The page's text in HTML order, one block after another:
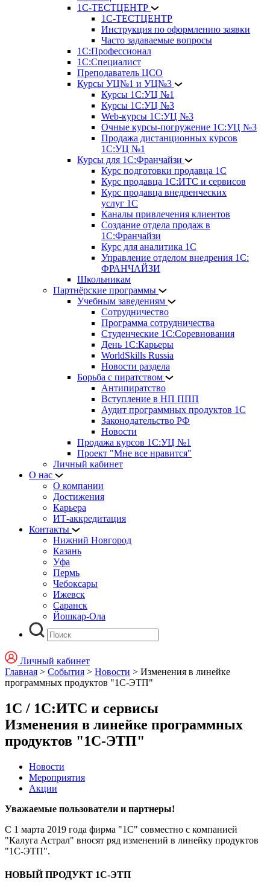
1С-ТЕСТЦЕНТР
1С-ТЕСТЦЕНТР
Инструкция по оформлению заявки
Часто задаваемые вопросы
1С:Профессионал
1С:Специалист
Преподаватель ЦСО
Курсы УЦ№1 и УЦ№3
Курсы 1С:УЦ №1
Курсы 1С:УЦ №3
Web-курсы 1С:УЦ №3
Очные курсы-погружение 1С:УЦ №3
Продажа дистанционных курсов
1С:УЦ №1
Курсы для 1С:Франчайзи
Курс подготовки продавца 1С
Курс продавца 1С:ИТС и сервисов
Курс продавца внедренческих
услуг 1С
Каналы привлечения клиентов
Создание отдела продаж в
1С:Франчайзи
Курс для аналитика 1С
Управление отделом внедрения 1С:
ФРАНЧАЙЗИ
Школьникам
Партнёрские программы
Учебным заведениям
Сотрудничество
Программа сотрудничества
Студенческие 1С:Соревнования
День 1С:Карьеры
WorldSkills Russia
Новости раздела
Борьба с пиратством
Антипиратство
Вступление в НП ППП
Аудит программных продуктов 1С
Законодательство РФ
Новости
Продажа курсов 1С:УЦ №1
Проект "Мне все нравится"
Личный кабинет
О нас
О компании
Достижения
Карьера
ИТ-аккредитация
Контакты
Нижний Новгород
Казань
Уфа
Пермь
Чебоксары
Ижевск
Саранск
Йошкар-Ола
Личный кабинет
Главная > События > Новости > Изменения в линейке
программных продуктов "1С-ЭТП"
1С / 1С:ИТС и сервисы
Изменения в линейке программных
продуктов "1С-ЭТП"
Новости
Мероприятия
Акции
Уважаемые пользователи и партнеры!
С 1 марта 2019 года фирма "1С" совместно с компанией
"Калуга Астрал" вносят ряд изменений в линейку продуктов
"1С-ЭТП".
НОВЫЙ ПРОДУКТ 1С-ЭТП